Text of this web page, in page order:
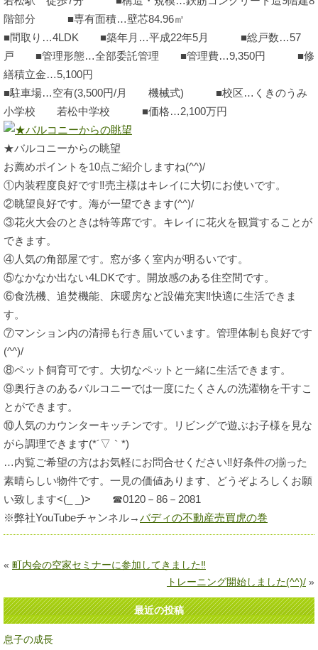
階部分 ■専有面積…壁芯84.96㎡
■間取り…4LDK ■築年月…平成22年5月 ■総戸数…57
戸 ■管理形態…全部委託管理 ■管理費…9,350円 ■修
繕積立金…5,100円
■駐車場…空有(3,500円/月 機械式) ■校区…くきのうみ
小学校 若松中学校 ■価格…2,100万円
★バルコニーからの眺望
お薦めポイントを10点ご紹介しますね(^^)/
①内装程度良好です‼売主様はキレイに大切にお使いです。
②眺望良好です。海が一望できます(^^)/
③花火大会のときは特等席です。キレイに花火を観賞することが
できます。
④人気の角部屋です。窓が多く室内が明るいです。
⑤なかなか出ない4LDKです。開放感のある住空間です。
⑥食洗機、追焚機能、床暖房など設備充実‼快適に生活できま
す。
⑦マンション内の清掃も行き届いています。管理体制も良好です
(^^)/
⑧ペット飼育可です。大切なペットと一緒に生活できます。
⑨奥行きのあるバルコニーでは一度にたくさんの洗濯物を干すこ
とができます。
⑩人気のカウンターキッチンです。リビングで遊ぶお子様を見な
がら調理できます(*´▽｀*)
…内覧ご希望の方はお気軽にお問合せください‼好条件の揃った
素晴らしい物件です。一見の価値あります、どうぞよろしくお願
い致します<(_ _)> ☎0120－86－2081
※弊社YouTubeチャンネル→バディの不動産売買虎の巻
« 町内会の空家セミナーに参加してきました‼
トレーニング開始しました(^^)/ »
最近の投稿
息子の成長